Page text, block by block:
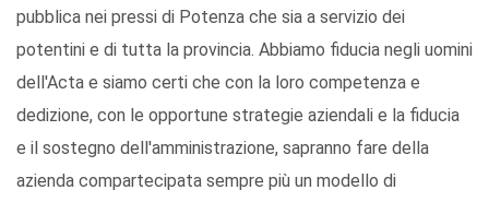
pubblica nei pressi di Potenza che sia a servizio dei
potentini e di tutta la provincia. Abbiamo fiducia negli uomini
dell'Acta e siamo certi che con la loro competenza e
dedizione, con le opportune strategie aziendali e la fiducia
e il sostegno dell'amministrazione, sapranno fare della
azienda compartecipata sempre più un modello di